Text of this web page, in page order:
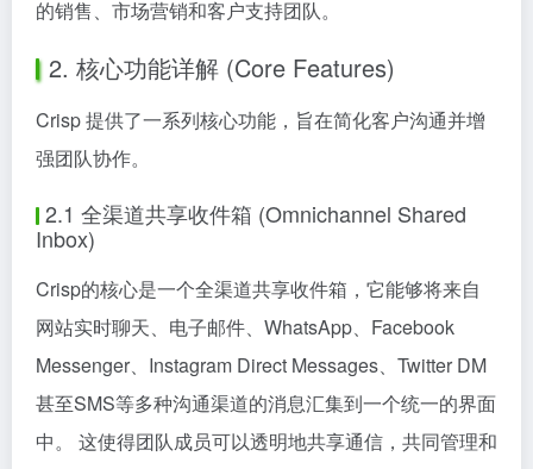
的销售、市场营销和客户支持团队。
2. 核心功能详解 (Core Features)
Crisp 提供了一系列核心功能，旨在简化客户沟通并增
强团队协作。
2.1 全渠道共享收件箱 (Omnichannel Shared
Inbox)
Crisp的核心是一个全渠道共享收件箱，它能够将来自
网站实时聊天、电子邮件、WhatsApp、Facebook
Messenger、Instagram Direct Messages、Twitter DM
甚至SMS等多种沟通渠道的消息汇集到一个统一的界面
中。 这使得团队成员可以透明地共享通信，共同管理和